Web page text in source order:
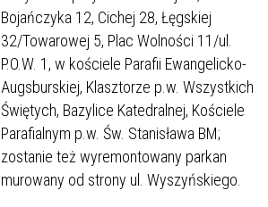
Bojańczyka 12, Cichej 28, Łęgskiej
32/Towarowej 5, Plac Wolności 11/ul.
P.O.W. 1, w kościele Parafii Ewangelicko-
Augsburskiej, Klasztorze p.w. Wszystkich
Świętych, Bazylice Katedralnej, Kościele
Parafialnym p.w. Św. Stanisława BM;
zostanie też wyremontowany parkan
murowany od strony ul. Wyszyńskiego.